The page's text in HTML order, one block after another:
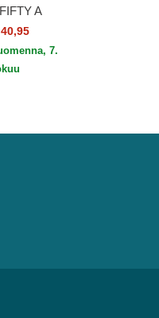
A
New Era7.